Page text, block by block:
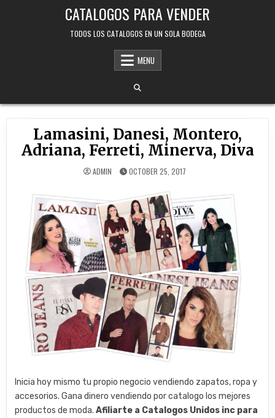
CATALOGOS PARA VENDER
TODOS LOS CATALOGOS EN UN SOLA BODEGA
MENU
Lamasini, Danesi, Montero,
Adriana, Ferreti, Minerva, Diva
ADMIN OCTOBER 25, 2017
Inicia hoy mismo tu propio negocio vendiendo zapatos, ropa y
accesorios. Gana dinero vendiendo por catalogo los mejores
productos de moda.Afiliarte a Catalogos Unidos inc para